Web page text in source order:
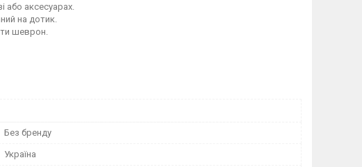
аксесуарах.
на дотик.
шеврон.
Без бренду
Україна